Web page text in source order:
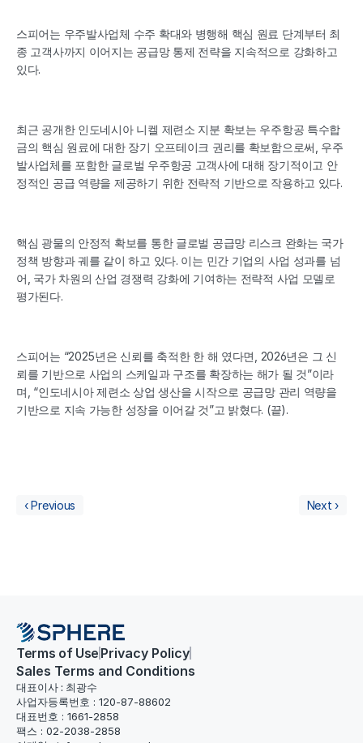
스피어는 우주발사업체 수주 확대와 병행해 핵심 원료 단계부터 최
종 고객사까지 이어지는 공급망 통제 전략을 지속적으로 강화하고
있다.
최근 공개한 인도네시아 니켈 제련소 지분 확보는 우주항공 특수합
금의 핵심 원료에 대한 장기 오프테이크 권리를 확보함으로써, 우주
발사업체를 포함한 글로벌 우주항공 고객사에 대해 장기적이고 안
정적인 공급 역량을 제공하기 위한 전략적 기반으로 작용하고 있다.
핵심 광물의 안정적 확보를 통한 글로벌 공급망 리스크 완화는 국가
정책 방향과 궤를 같이 하고 있다. 이는 민간 기업의 사업 성과를 넘
어, 국가 차원의 산업 경쟁력 강화에 기여하는 전략적 사업 모델로
평가된다.
스피어는 “2025년은 신뢰를 축적한 한 해 였다면, 2026년은 그 신
뢰를 기반으로 사업의 스케일과 구조를 확장하는 해가 될 것”이라
며, “인도네시아 제련소 상업 생산을 시작으로 공급망 관리 역량을
기반으로 지속 가능한 성장을 이어갈 것”고 밝혔다. (끝).
‹ Previous Next ›
Terms of Use Privacy Policy
Sales Terms and Conditions
대표이사 : 최광수
사업자등록번호 : 120-87-88602
대표번호 : 1661-2858
팩스 : 02-2038-2858